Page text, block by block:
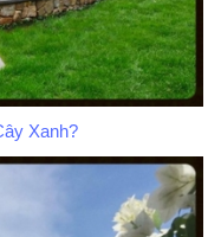
Xanh?